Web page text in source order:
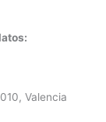
Valencia